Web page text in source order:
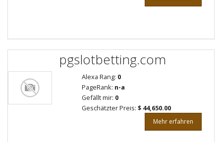
pgslotbetting.com
Alexa Rang: 0
PageRank: n-a
Gefällt mir: 0
Geschätzter Preis: $ 44,650.00
Mehr erfahren